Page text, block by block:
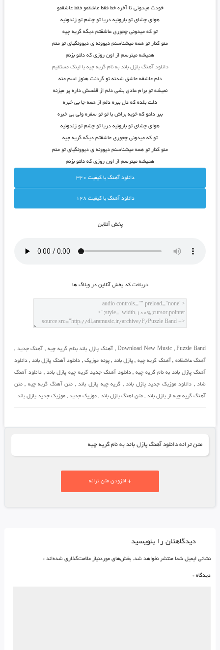
خودت میدونی تا آخره خط فقط عاشقمو فقط عاشقمو
هوای چشای تو بارونیه دریا تو چشم تو زندونیه
تو که میدونی چجوری عاشقتم دیگه گریه چیه
منو کنار تو همه میشناسنم دیوونه ی دیوونگیای تو منم
همیشه میترسم از اون روزی که دلتو بزنم
دانلود آهنگ پازل باند به نام گریه چیه با لینک مستقیم
دلم عاشقه عاشق شدنه تو گردنت هنوز اسم منه
نمیشه تو برام عادی بشی دلم از قفسش داره پر میزنه
دلت بلده که دل ببره دلم از همه جا بی خبره
ببر دلمو که خوبه براش با تو تو سفره ولی بی خبره
هوای چشای تو بارونیه دریا تو چشم تو زندونیه
تو که میدونی چجوری عاشقتم دیگه گریه چیه
منو کنار تو همه میشناسنم دیوونه ی دیوونگیای تو منم
همیشه میترسم از اون روزی که دلتو بزنم
دانلود آهنگ با کيفيت 320
دانلود آهنگ با کيفيت 128
پخش آنلاين
دريافت کد پخش آنلاين در وبلاگ ها
Download New Music,Puzzle Band
, آهنگ پازل باند بنام گریه چیه , آهنگ جدید ,
آهنگ عاشقانه , آهنگ گریه چیه ,پازل باند ,پونه موزیک, دانلود آهنگ پازل باند ,دانلود
آهنگ پازل باند به نام گریه چیه,دانلود آهنگ جدید گریه چیه پازل باند ,دانلود آهنگ
شاد, دانلود موزیک جدید پازل باند, گریه چیه پازل باند, متن آهنگ گریه چیه ,متن
آهنگ گریه چیه از پازل باند, متن اهنگ پازل باند, موزیک جدید, موزیک جدید پازل باند
متن ترانه دانلود آهنگ پازل باند به نام گریه چیه
+ افزودن متن ترانه
دیدگاهتان را بنویسید
نشانی ایمیل شما منتشر نخواهد شد. بخش‌های موردنیاز علامت‌گذاری شده‌اند *
دیدگاه *